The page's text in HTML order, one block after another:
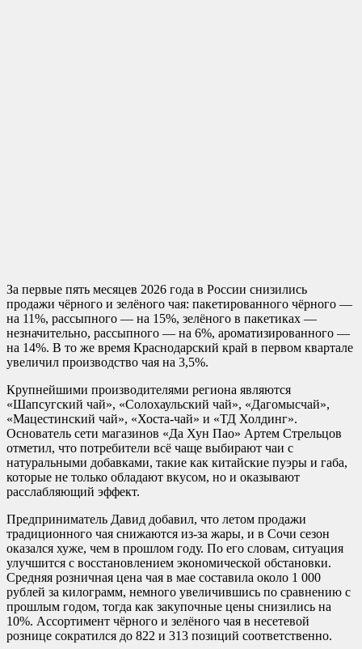
За первые пять месяцев 2026 года в России снизились
продажи чёрного и зелёного чая: пакетированного чёрного —
на 11%, рассыпного — на 15%, зелёного в пакетиках —
незначительно, рассыпного — на 6%, ароматизированного —
на 14%. В то же время Краснодарский край в первом квартале
увеличил производство чая на 3,5%.
Крупнейшими производителями региона являются
«Шапсугский чай», «Солохаульский чай», «Дагомысчай»,
«Мацестинский чай», «Хоста-чай» и «ТД Холдинг».
Основатель сети магазинов «Да Хун Пао» Артем Стрельцов
отметил, что потребители всё чаще выбирают чаи с
натуральными добавками, такие как китайские пуэры и габа,
которые не только обладают вкусом, но и оказывают
расслабляющий эффект.
Предприниматель Давид добавил, что летом продажи
традиционного чая снижаются из-за жары, и в Сочи сезон
оказался хуже, чем в прошлом году. По его словам, ситуация
улучшится с восстановлением экономической обстановки.
Средняя розничная цена чая в мае составила около 1 000
рублей за килограмм, немного увеличившись по сравнению с
прошлым годом, тогда как закупочные цены снизились на
10%. Ассортимент чёрного и зелёного чая в несетевой
рознице сократился до 822 и 313 позиций соответственно.